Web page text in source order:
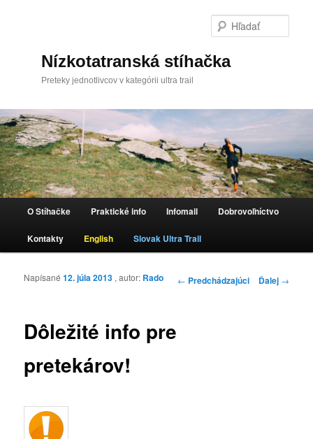
Nízkotatranská stíhačka
Preteky jednotlivcov v kategórii ultra trail
Hlavné menu
Preskočiť na primárny obsah
O Stíhačke Praktické info Infomail Dobrovoľníctvo
Kontakty English Slovak Ultra Trail
Navigácia článkami
← Predchádzajúci Ďalej →
Dôležité info pre
pretekárov!
Napísané12. júla 2013 , autor: Rado